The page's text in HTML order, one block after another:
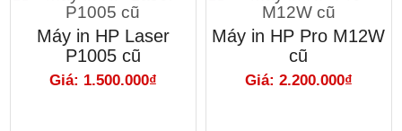
Máy in HP Laser
P1005 cũ
Giá: 1.500.000₫
Máy in HP Pro M12W
cũ
Giá: 2.200.000₫